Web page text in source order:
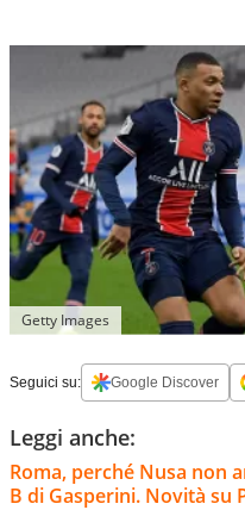
Getty Images
Seguici su: Google Discover
Leggi anche:
Roma, perché Nusa non
B di Gasperini. Novità su